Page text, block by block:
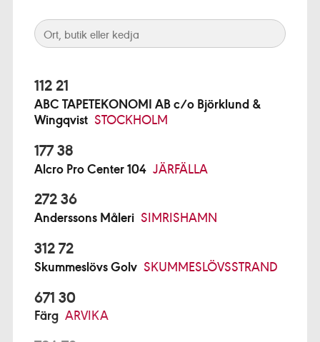
112 21
ABC TAPETEKONOMI AB c/o Björklund &
Wingqvist STOCKHOLM
177 38
Alcro Pro Center 104 JÄRFÄLLA
272 36
Anderssons Måleri SIMRISHAMN
312 72
Skummeslövs Golv SKUMMESLÖVSSTRAND
671 30
Färg ARVIKA